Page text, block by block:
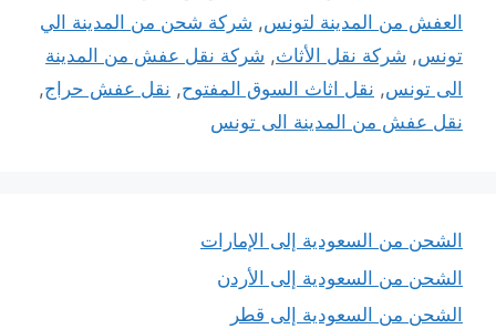
العفش من المدينة لتونس, شركة شحن من المدينة الي
تونس, شركة نقل الأثاث, شركة نقل عفش من المدينة
الى تونس, نقل اثاث السوق المفتوح, نقل عفش حراج,
نقل عفش من المدينة الى تونس
الشحن من السعودية إلى الإمارات
الشحن من السعودية إلى الأردن
الشحن من السعودية إلى قطر